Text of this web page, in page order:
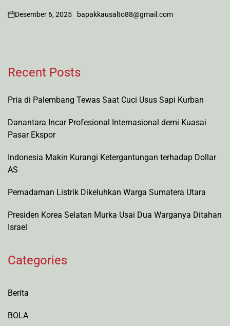
on
Desember 6, 2025 bapakkausalto88@gmail.com
Recent Posts
Pria di Palembang Tewas Saat Cuci Usus Sapi Kurban
Danantara Incar Profesional Internasional demi Kuasai
Pasar Ekspor
Indonesia Makin Kurangi Ketergantungan terhadap Dollar
AS
Pemadaman Listrik Dikeluhkan Warga Sumatera Utara
Presiden Korea Selatan Murka Usai Dua Warganya Ditahan
Israel
Categories
Berita
BOLA